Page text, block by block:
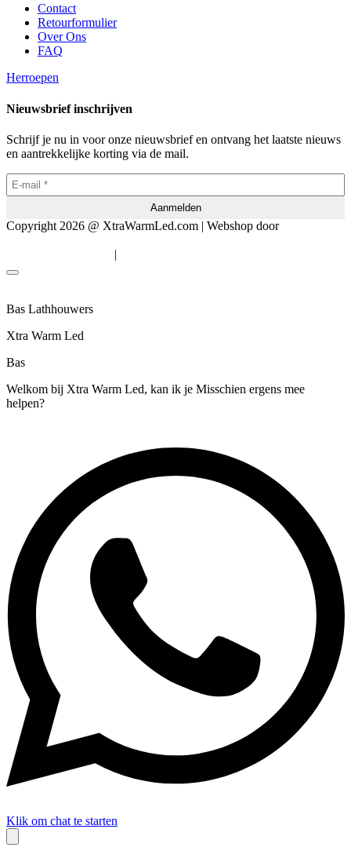
Contact
Retourformulier
Over Ons
FAQ
Herroepen
Nieuwsbrief inschrijven
Schrijf je nu in voor onze nieuwsbrief en ontvang het laatste nieuws
en aantrekkelijke korting via de mail.
Copyright 2026 @ XtraWarmLed.com | Webshop door
|
Bas Lathhouwers
Xtra Warm Led
Bas
Welkom bij Xtra Warm Led, kan ik je Misschien ergens mee
helpen?
Klik om chat te starten